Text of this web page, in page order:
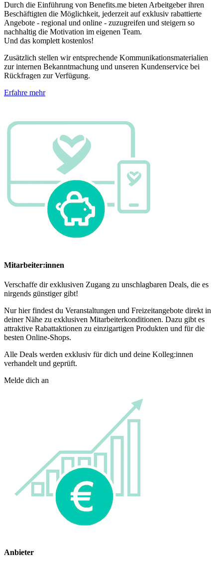
Durch die Einführung von Benefits.me bieten Arbeitgeber ihren
Beschäftigten die Möglichkeit, jederzeit auf exklusiv rabattierte
Angebote - regional und online - zuzugreifen und steigern so
nachhaltig die Motivation im eigenen Team.
Und das komplett kostenlos!
Zusätzlich stellen wir entsprechende Kommunikationsmaterialien
zur internen Bekanntmachung und unseren Kundenservice bei
Rückfragen zur Verfügung.
Erfahre mehr
Mitarbeiter:innen
Verschaffe dir exklusiven Zugang zu unschlagbaren Deals, die es
nirgends günstiger gibt!
Nur hier findest du Veranstaltungen und Freizeitangebote direkt in
deiner Nähe zu exklusiven Mitarbeiterkonditionen. Dazu gibt es
attraktive Rabattaktionen zu einzigartigen Produkten und für die
besten Online-Shops.
Alle Deals werden exklusiv für dich und deine Kolleg:innen
verhandelt und geprüft.
Melde dich an
Anbieter